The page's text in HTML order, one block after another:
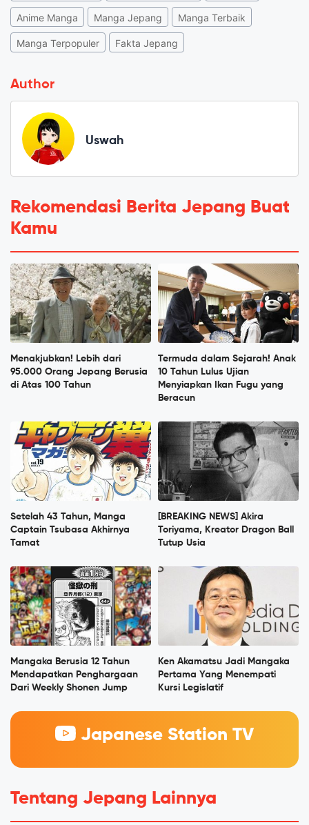
Anime Manga Manga Jepang Manga Terbaik
Manga Terpopuler Fakta Jepang
Author
Uswah
Rekomendasi Berita Jepang Buat
Kamu
Menakjubkan! Lebih dari
95.000 Orang Jepang Berusia
di Atas 100 Tahun
Termuda dalam Sejarah! Anak
10 Tahun Lulus Ujian
Menyiapkan Ikan Fugu yang
Beracun
Setelah 43 Tahun, Manga
Captain Tsubasa Akhirnya
Tamat
[BREAKING NEWS] Akira
Toriyama, Kreator Dragon Ball
Tutup Usia
Mangaka Berusia 12 Tahun
Mendapatkan Penghargaan
Dari Weekly Shonen Jump
Ken Akamatsu Jadi Mangaka
Pertama Yang Menempati
Kursi Legislatif
Japanese Station TV
Tentang Jepang Lainnya